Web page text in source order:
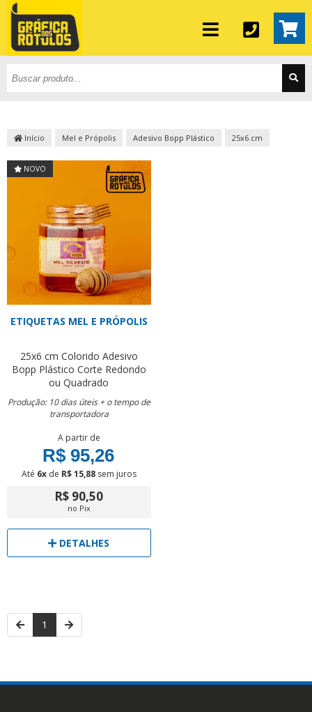
Início Mel e Própolis Adesivo Bopp Plástico 25x6 cm
NOVO
ETIQUETAS MEL E PRÓPOLIS
25x6 cm Colorido Adesivo
Bopp Plástico Corte Redondo
ou Quadrado
Produção: 10 dias úteis + o tempo de
transportadora
A partir de
R$ 95,26
Até 6xde R$ 15,88sem juros
R$ 90,50
no Pix
DETALHES
1